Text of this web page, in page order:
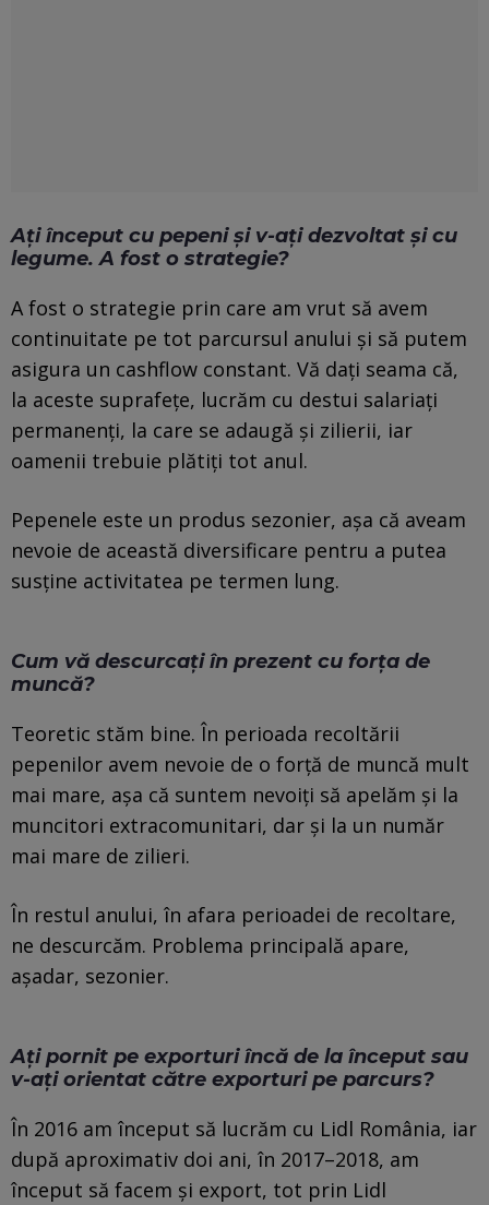
Ați început cu pepeni și v-ați dezvoltat și cu
legume. A fost o strategie?
A fost o strategie prin care am vrut să avem
continuitate pe tot parcursul anului și să putem
asigura un cashflow constant. Vă dați seama că,
la aceste suprafețe, lucrăm cu destui salariați
permanenți, la care se adaugă și zilierii, iar
oamenii trebuie plătiți tot anul.
Pepenele este un produs sezonier, așa că aveam
nevoie de această diversificare pentru a putea
susține activitatea pe termen lung.
Cum vă descurcați în prezent cu forța de
muncă?
Teoretic stăm bine. În perioada recoltării
pepenilor avem nevoie de o forță de muncă mult
mai mare, așa că suntem nevoiți să apelăm și la
muncitori extracomunitari, dar și la un număr
mai mare de zilieri.
În restul anului, în afara perioadei de recoltare,
ne descurcăm. Problema principală apare,
așadar, sezonier.
Ați pornit pe exporturi încă de la început sau
v-ați orientat către exporturi pe parcurs?
În 2016 am început să lucrăm cu Lidl România, iar
după aproximativ doi ani, în 2017–2018, am
început să facem și export, tot prin Lidl